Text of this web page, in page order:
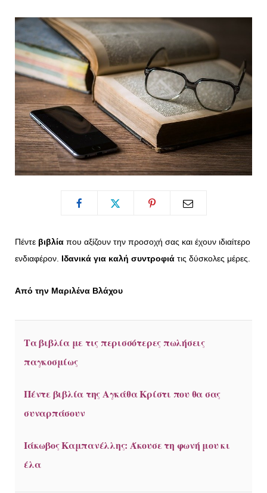
k e
r m
Πέντε βιβλία που αξίζουν την προσοχή σας και έχουν ιδιαίτερο
ενδιαφέρον. Ιδανικά για καλή συντροφιά τις δύσκολες μέρες.
Από την Μαριλένα Βλάχου
Τα βιβλία με τις περισσότερες πωλήσεις
παγκοσμίως
Πέντε βιβλία της Αγκάθα Κρίστι που θα σας
συναρπάσουν
Ιάκωβος Καμπανέλλης: Άκουσε τη φωνή μου κι
έλα